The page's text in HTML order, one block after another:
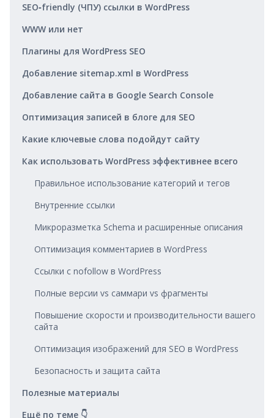
SEO‑friendly (ЧПУ) ссылки в WordPress
WWW или нет
Плагины для WordPress SEO
Добавление sitemap.xml в WordPress
Добавление сайта в Google Search Console
Оптимизация записей в блоге для SEO
Какие ключевые слова подойдут сайту
Как использовать WordPress эффективнее всего
Правильное использование категорий и тегов
Внутренние ссылки
Микроразметка Schema и расширенные описания
Оптимизация комментариев в WordPress
Ссылки с nofollow в WordPress
Полные версии vs саммари vs фрагменты
Повышение скорости и производительности вашего
сайта
Оптимизация изображений для SEO в WordPress
Безопасность и защита сайта
Полезные материалы
Ещё по теме 👇